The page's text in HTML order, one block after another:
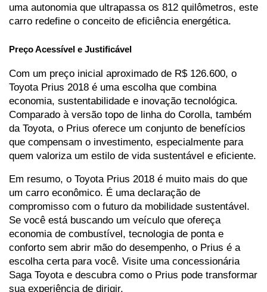
uma autonomia que ultrapassa os 812 quilômetros, este
carro redefine o conceito de eficiência energética.
Preço Acessível e Justificável
Com um preço inicial aproximado de R$ 126.600, o
Toyota Prius 2018 é uma escolha que combina
economia, sustentabilidade e inovação tecnológica.
Comparado à versão topo de linha do Corolla, também
da Toyota, o Prius oferece um conjunto de benefícios
que compensam o investimento, especialmente para
quem valoriza um estilo de vida sustentável e eficiente.
Em resumo, o Toyota Prius 2018 é muito mais do que
um carro econômico. É uma declaração de
compromisso com o futuro da mobilidade sustentável.
Se você está buscando um veículo que ofereça
economia de combustível, tecnologia de ponta e
conforto sem abrir mão do desempenho, o Prius é a
escolha certa para você. Visite uma concessionária
Saga Toyota e descubra como o Prius pode transformar
sua experiência de dirigir.